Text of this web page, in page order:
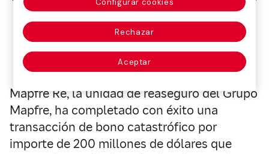
La operación permite reforzar la
protección frente a huracanes en
EE.UU.
Mapfre Re, la unidad de reaseguro del Grupo
Mapfre, ha completado con éxito una
transacción de bono catastrófico por
importe de 200 millones de dólares que
Configurar cookies
Rechazar
Aceptar